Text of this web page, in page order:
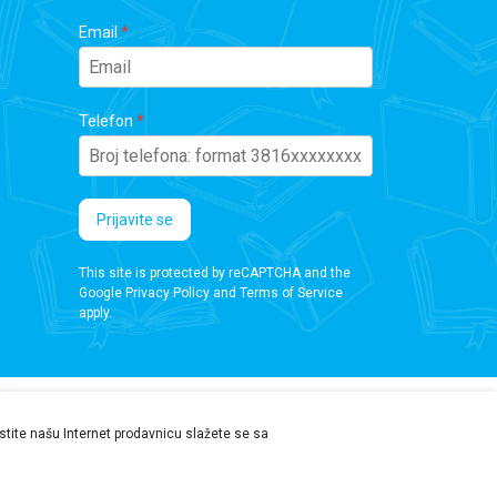
Email
Telefon
Prijavite se
This site is protected by reCAPTCHA and the
Google Privacy Policy and Terms of Service
apply.
proverite podatke pre kupovine.
našu Internet prodavnicu slažete se sa